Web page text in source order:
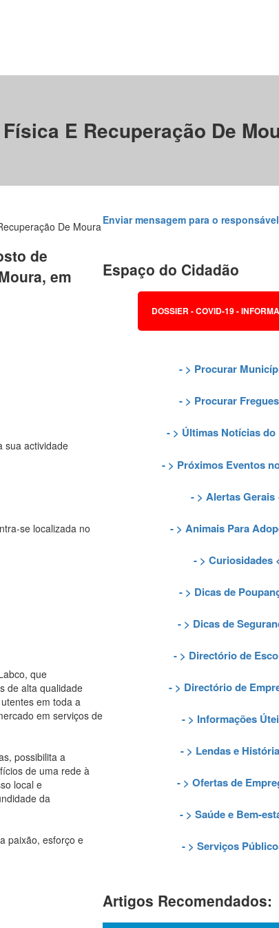
E Recuperação De
De Moura
de
em
sua actividade
se localizada no
que
de alta qualidade
em toda a
em serviços de
possibilita a
de uma rede à
local e
da
paixão, esforço e
Enviar mensagem para o
Espaço do Cidadão
DOSSIER - COVID-19 -
- > Procurar
- > Procurar
- > Últimas Notícias do
- > Próximos Eventos
- > Alertas Gerais
- > Animais Para
- > Curiosidades
- > Dicas de
- > Dicas de
- > Directório de
- > Directório de
- > Informações
- > Lendas e
- > Ofertas de
- > Saúde e Bem-
- > Serviços
Artigos Recomendados: